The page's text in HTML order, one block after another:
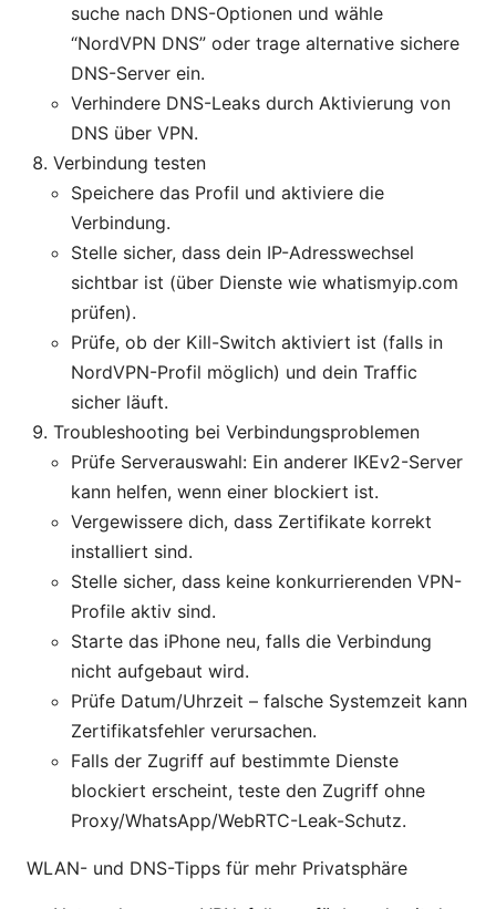
suche nach DNS-Optionen und wähle
“NordVPN DNS” oder trage alternative sichere
DNS-Server ein.
Verhindere DNS-Leaks durch Aktivierung von
DNS über VPN.
Verbindung testen
Speichere das Profil und aktiviere die
Verbindung.
Stelle sicher, dass dein IP-Adresswechsel
sichtbar ist (über Dienste wie whatismyip.com
prüfen).
Prüfe, ob der Kill-Switch aktiviert ist (falls in
NordVPN-Profil möglich) und dein Traffic
sicher läuft.
Troubleshooting bei Verbindungsproblemen
Prüfe Serverauswahl: Ein anderer IKEv2-Server
kann helfen, wenn einer blockiert ist.
Vergewissere dich, dass Zertifikate korrekt
installiert sind.
Stelle sicher, dass keine konkurrierenden VPN-
Profile aktiv sind.
Starte das iPhone neu, falls die Verbindung
nicht aufgebaut wird.
Prüfe Datum/Uhrzeit – falsche Systemzeit kann
Zertifikatsfehler verursachen.
Falls der Zugriff auf bestimmte Dienste
blockiert erscheint, teste den Zugriff ohne
Proxy/WhatsApp/WebRTC-Leak-Schutz.
WLAN- und DNS-Tipps für mehr Privatsphäre